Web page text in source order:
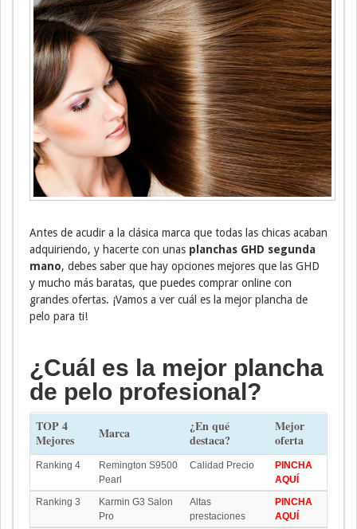
Antes de acudir a la clásica marca que todas las chicas acaban
adquiriendo, y hacerte con unas planchas GHD segunda
mano, debes saber que hay opciones mejores que las GHD
y mucho más baratas, que puedes comprar online con
grandes ofertas. ¡Vamos a ver cuál es la mejor plancha de
pelo para ti!
¿Cuál es la mejor plancha
de pelo profesional?
TOP 4
Mejores
Marca
¿En qué
destaca?
Mejor
oferta
Ranking 4
Remington S9500
Pearl
Calidad Precio
PINCHA
AQUÍ
Ranking 3
Karmin G3 Salon
Pro
Altas
prestaciones
PINCHA
AQUÍ